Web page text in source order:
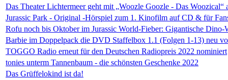
Das Theater Lichtermeer geht mit „Woozle Goozle - Das Woozical“
Jurassic Park - Original -Hörspiel zum 1. Kinofilm auf CD & für
Rofu noch bis Oktober im Jurassic World-Fieber: Gigantische
Barbie im Doppelpack die DVD Staffelbox 1.1 (Folgen 1-13) neu
TOGGO Radio erneut für den Deutschen Radiopreis 2022 nominiert
tonies unterm Tannenbaum - die schönsten Geschenke 2022
Das Grüffelokind ist da!